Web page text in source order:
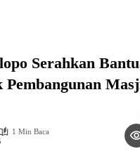
Serahkan
1 Min Baca